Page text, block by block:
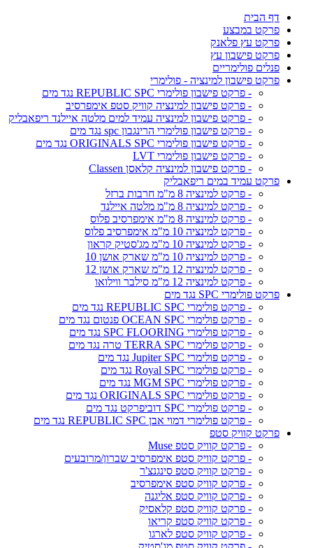
דף הבית
פרקט במבצע
פרקט עץ פלאנק
פרקט פישבון עץ
פנלים פולימריים
פרקט פישבון למינציה - פולימרי
- פרקט פישבון פולימרי REPUBLIC SPC נגד מים
- פרקט פישבון למינציה קוויק סטפ אימפרסיב
- פרקט פישבון למינציה עמיד למים מלטה איילנד ריפאבליק
- פרקט פישבון פולימרי הרינגבון spc נגד מים
- פרקט פישבון פולימרי ORIGINALS SPC נגד מים
- פרקט פישבון פולימרי LVT
- פרקט פישבון למינציה קלאסן Classen
פרקט עמיד במים ריפאבליק
- פרקט למינציה 8 מ"מ חרבות ברזל
- פרקט למינציה 8 מ"מ מלטה איילנד
- פרקט למינציה 8 מ"מ אימפרסיב פלוס
- פרקט למינציה 10 מ"מ אימפרסיב פלוס
- פרקט למינציה 10 מ"מ מג'סטיק קראון
- פרקט למינציה 10 מ"מ שארק אושן 10
- פרקט למינציה 12 מ"מ שארק אושן 12
- פרקט למינציה 12 מ"מ סילבר ווילואו
פרקט פולימרי SPC נגד מים
- פרקט פולימרי REPUBLIC SPC נגד מים
- פרקט פולימרי OCEAN SPC פנטום נגד מים
- פרקט פולימרי SPC FLOORING נגד מים
- פרקט פולימרי TERRA SPC טרה נגד מים
- פרקט פולימרי Jupiter SPC נגד מים
- פרקט פולימרי Royal SPC נגד מים
- פרקט פולימרי MGM SPC נגד מים
- פרקט פולימרי ORIGINALS SPC נגד מים
- פרקט פולימרי SPC דוביפרקט נגד מים
- פרקט פולימרי דמוי אבן REPUBLIC SPC נגד מים
פרקט קוויק סטפ
- פרקט קוויק סטפ Muse
- פרקט קוויק סטפ אימפרסיב שברון/מרובעים
- פרקט קוויק סטפ סינגנצ'ר
- פרקט קוויק סטפ אימפרסיב
- פרקט קוויק סטפ אליגנה
- פרקט קוויק סטפ קלאסיק
- פרקט קוויק סטפ קריאו
- פרקט קוויק סטפ לארגו